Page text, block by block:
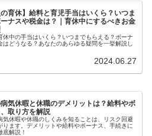
の育休】給料と育児手当はいくら？いつま
ナスや税金は？｜育休中にするべきお金
休中の手当はいくら？いつまでもらえる？ボーナ
はどうなる？あなたのあらゆる疑問を一挙解説し
2024.06.27
気休暇と休職のデメリットは？給料やボ
取り方を解説
気休暇や休職のしくみを知ることは、リスク回避
ります。デメリットや給料やボーナス、手続きに
底解説！